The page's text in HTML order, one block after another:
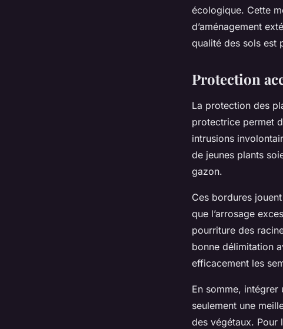
écologique. Cette
d’aménagement
qualité des sols est
Protection
La protection des
protectrice permet
intrusions
de jeunes plants
gazon.
Ces bordures
que l’arrosage
pourriture des
bonne délimitation
efficacement les
En somme,
seulement une
des végétaux. Pour